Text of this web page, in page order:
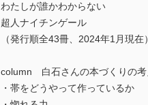
わたしが誰かわからない
超人ナイチンゲール
（発行順全43冊、2024年1月現在）
column 白石さんの本づくりの考
・帯をどうやって作っているか